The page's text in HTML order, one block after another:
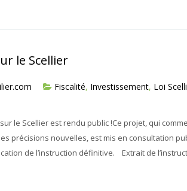
le Scellier
Fiscalité, Investissement, Loi
le Scellier est rendu public !Ce projet, qui
précisions nouvelles, est mis en consultation
de l’instruction définitive. Extrait de